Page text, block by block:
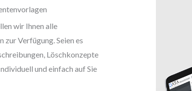
wir Ihnen alle
Verfügung. Seien es
Löschkonzepte
und einfach auf Sie